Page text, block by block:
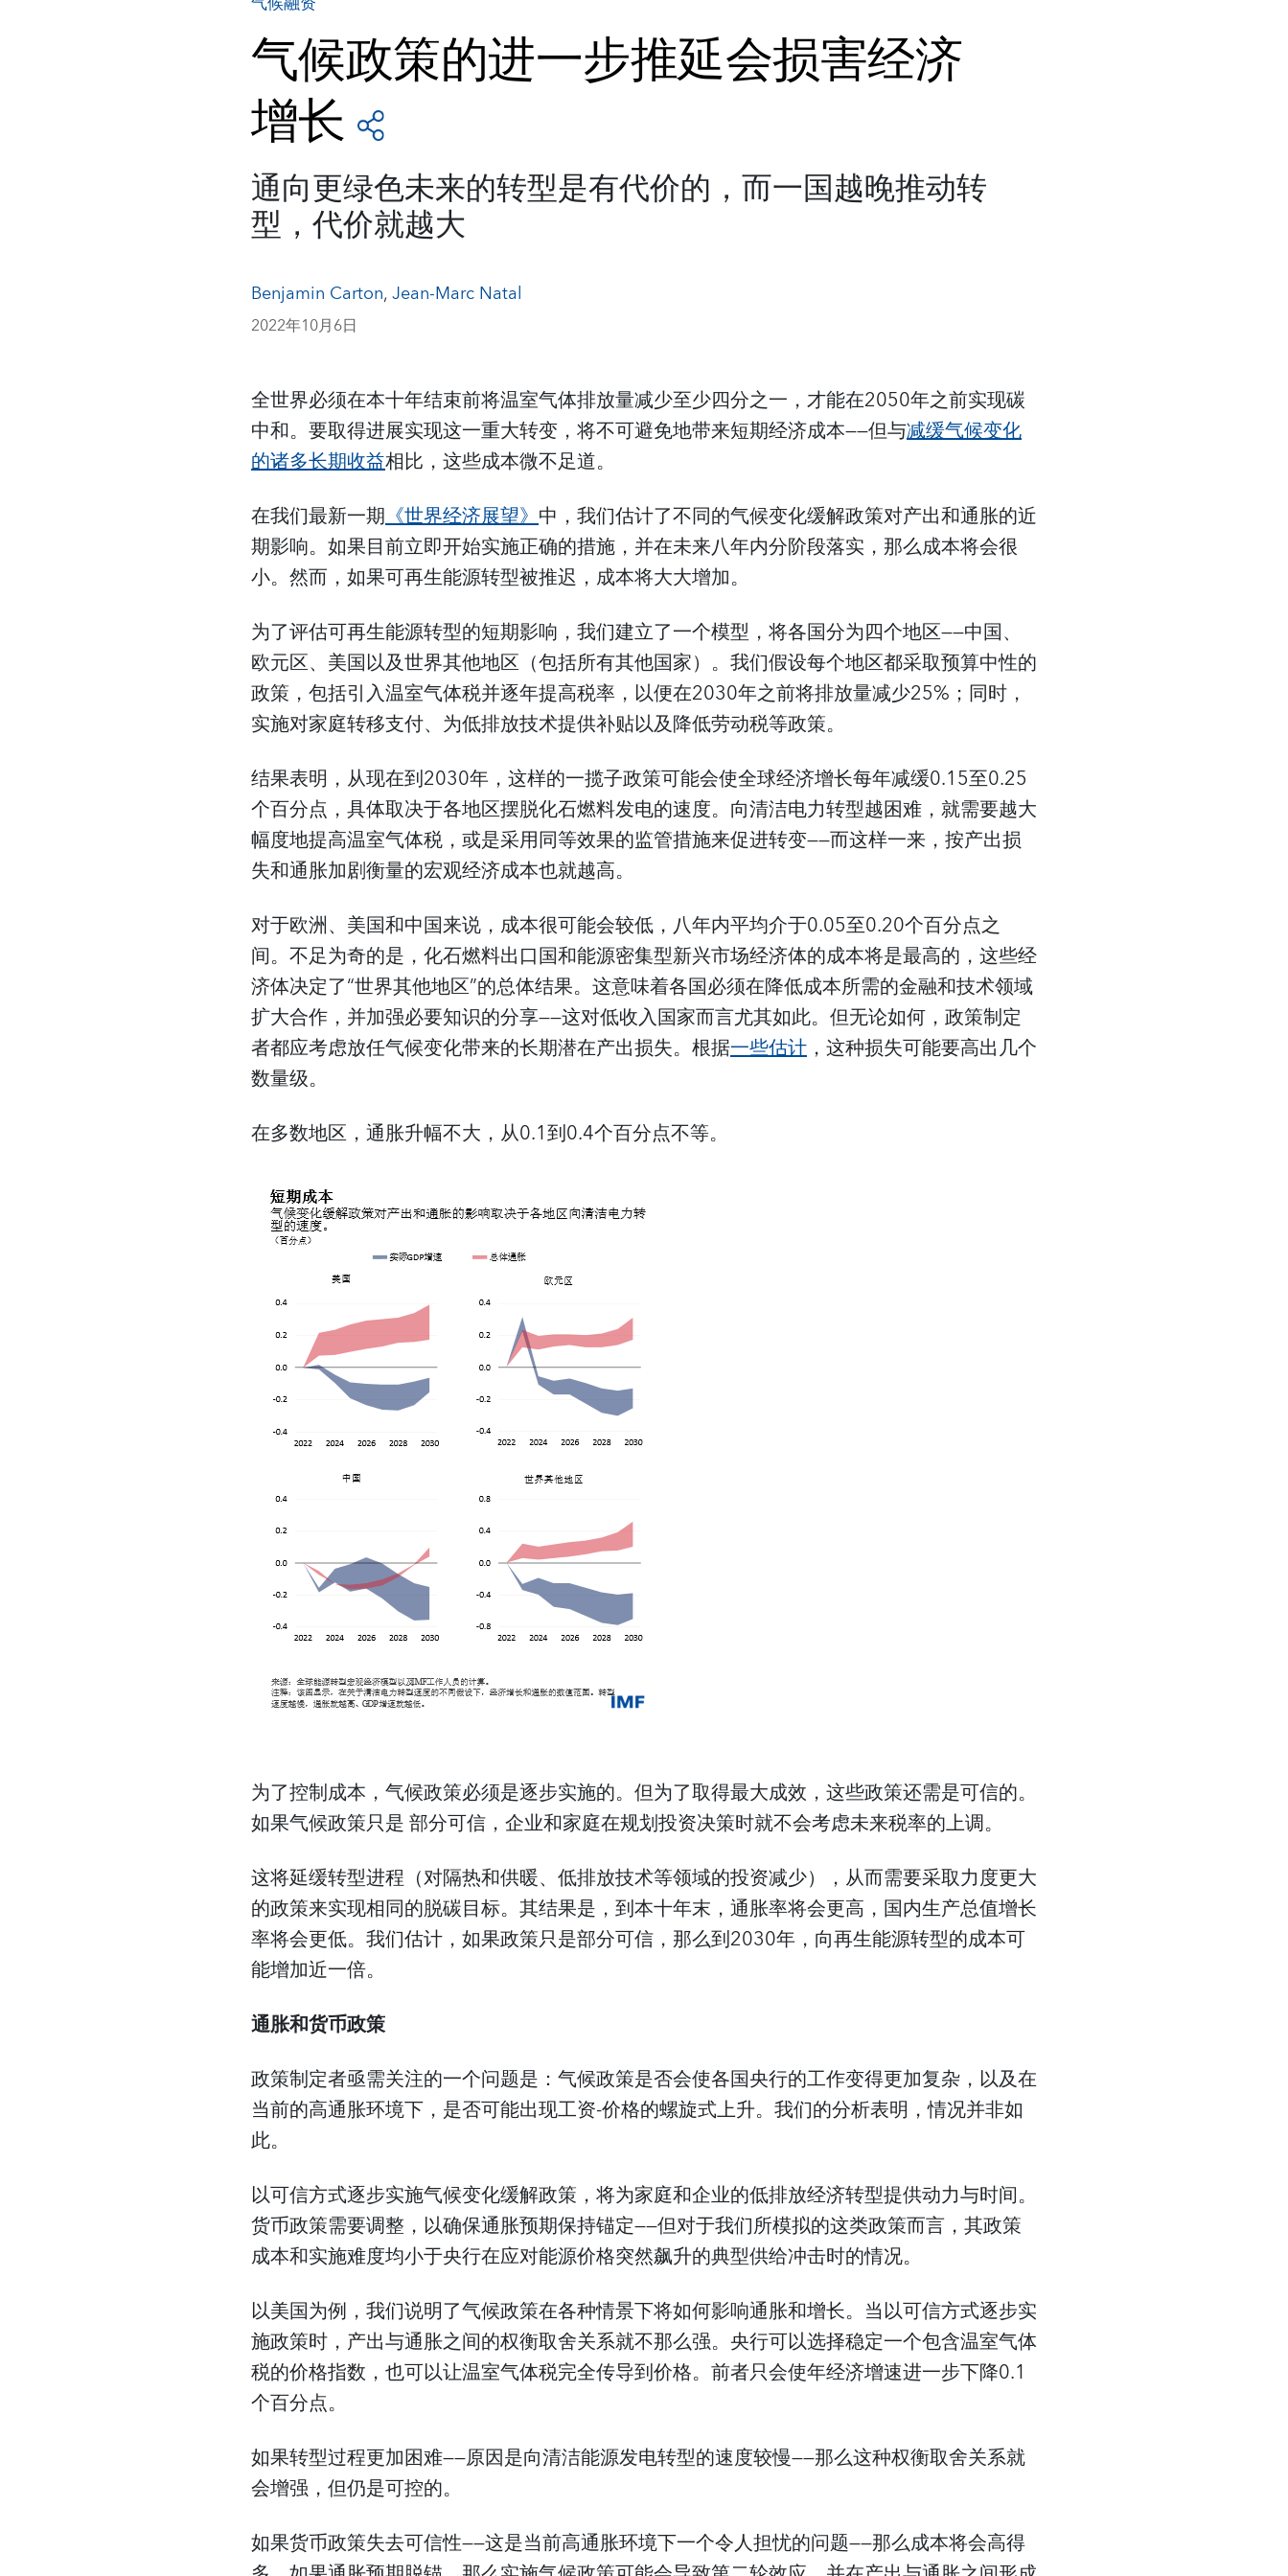
气候政策的进一步推延会损害经济
增长
通向更绿色未来的转型是有代价的，而一国越晚推动转
型，代价就越大
Benjamin Carton,Jean-Marc Natal
2022年10月6日
全世界必须在本十年结束前将温室气体排放量减少至少四分之一，才能在2050年之前实现碳
中和。要取得进展实现这一重大转变，将不可避免地带来短期经济成本——但与减缓气候变化
的诸多长期收益相比，这些成本微不足道。
在我们最新一期《世界经济展望》中，我们估计了不同的气候变化缓解政策对产出和通胀的近
期影响。如果目前立即开始实施正确的措施，并在未来八年内分阶段落实，那么成本将会很
小。然而，如果可再生能源转型被推迟，成本将大大增加。
为了评估可再生能源转型的短期影响，我们建立了一个模型，将各国分为四个地区——中国、
欧元区、美国以及世界其他地区（包括所有其他国家）。我们假设每个地区都采取预算中性的
政策，包括引入温室气体税并逐年提高税率，以便在2030年之前将排放量减少25%；同时，
实施对家庭转移支付、为低排放技术提供补贴以及降低劳动税等政策。
结果表明，从现在到2030年，这样的一揽子政策可能会使全球经济增长每年减缓0.15至0.25
个百分点，具体取决于各地区摆脱化石燃料发电的速度。向清洁电力转型越困难，就需要越大
幅度地提高温室气体税，或是采用同等效果的监管措施来促进转变——而这样一来，按产出损
失和通胀加剧衡量的宏观经济成本也就越高。
对于欧洲、美国和中国来说，成本很可能会较低，八年内平均介于0.05至0.20个百分点之
间。不足为奇的是，化石燃料出口国和能源密集型新兴市场经济体的成本将是最高的，这些经
济体决定了“世界其他地区”的总体结果。这意味着各国必须在降低成本所需的金融和技术领域
扩大合作，并加强必要知识的分享——这对低收入国家而言尤其如此。但无论如何，政策制定
者都应考虑放任气候变化带来的长期潜在产出损失。根据一些估计 ，这种损失可能要高出几个
数量级。
在多数地区，通胀升幅不大，从0.1到0.4个百分点不等。
为了控制成本，气候政策必须是逐步实施的。但为了取得最大成效，这些政策还需是可信的。
如果气候政策只是部分可信，企业和家庭在规划投资决策时就不会考虑未来税率的上调。
这将延缓转型进程（对隔热和供暖、低排放技术等领域的投资减少），从而需要采取力度更大
的政策来实现相同的脱碳目标。其结果是，到本十年末，通胀率将会更高，国内生产总值增长
率将会更低。我们估计，如果政策只是部分可信，那么到2030年，向再生能源转型的成本可
能增加近一倍。
通胀和货币政策
政策制定者亟需关注的一个问题是：气候政策是否会使各国央行的工作变得更加复杂，以及在
当前的高通胀环境下，是否可能出现工资-价格的螺旋式上升。我们的分析表明，情况并非如
此。
以可信方式逐步实施气候变化缓解政策，将为家庭和企业的低排放经济转型提供动力与时间。
货币政策需要调整，以确保通胀预期保持锚定——但对于我们所模拟的这类政策而言，其政策
成本和实施难度均小于央行在应对能源价格突然飙升的典型供给冲击时的情况。
以美国为例，我们说明了气候政策在各种情景下将如何影响通胀和增长。当以可信方式逐步实
施政策时，产出与通胀之间的权衡取舍关系就不那么强。央行可以选择稳定一个包含温室气体
税的价格指数，也可以让温室气体税完全传导到价格。前者只会使年经济增速进一步下降0.1
个百分点。
如果转型过程更加困难——原因是向清洁能源发电转型的速度较慢——那么这种权衡取舍关系就
会增强，但仍是可控的。
如果货币政策失去可信性——这是当前高通胀环境下一个令人担忧的问题——那么成本将会高得